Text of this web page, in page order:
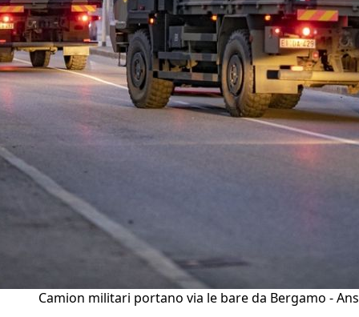
Camion militari portano via le bare da Bergamo -